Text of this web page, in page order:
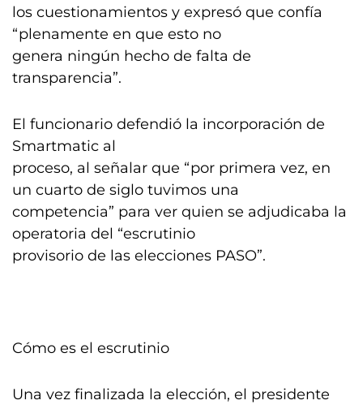
los cuestionamientos y expresó que confía
“plenamente en que esto no
genera ningún hecho de falta de
transparencia”.
El funcionario defendió la incorporación de
Smartmatic al
proceso, al señalar que “por primera vez, en
un cuarto de siglo tuvimos una
competencia” para ver quien se adjudicaba la
operatoria del “escrutinio
provisorio de las elecciones PASO”.
Cómo es el escrutinio
Una vez finalizada la elección, el presidente